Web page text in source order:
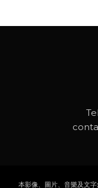
本影像、圖片、音樂及文